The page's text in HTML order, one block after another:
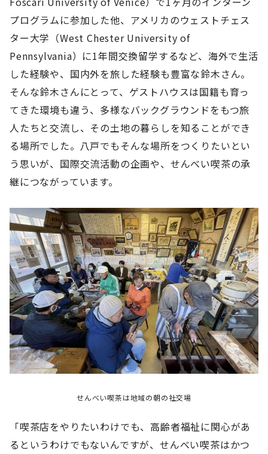
プログラムに参加した他、アメリカのウェストチェス
ター大学（West Chester University of
Pennsylvania）に1年間交換留学するなど、海外で生活
した経験や、国内外を旅した経験も豊富な鈴木さん。
そんな鈴木さんにとって、ゲストハウスは国籍も育っ
てきた環境も違う、多様なバックグラウンドをもつ旅
人たちと交流し、その土地の暮らしを知ることができ
る場所でした。八戸でもそんな場所をつくりたいとい
う思いが、国際交流活動の企画や、せんべい喫茶の承
継につながっています。
せんべい喫茶は地域の朝の社交場
「喫茶店をやりたいわけでも、高齢者福祉に関心があ
るというわけでもないんですが、せんべい喫茶はかつ